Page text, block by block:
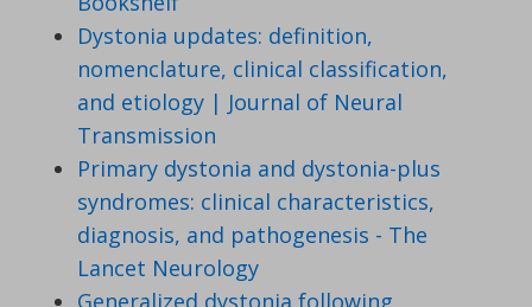
Dystonia updates: definition,
nomenclature, clinical classification,
and etiology | Journal of Neural
Transmission
Primary dystonia and dystonia-plus
syndromes: clinical characteristics,
diagnosis, and pathogenesis - The
Lancet Neurology
Generalized dystonia following